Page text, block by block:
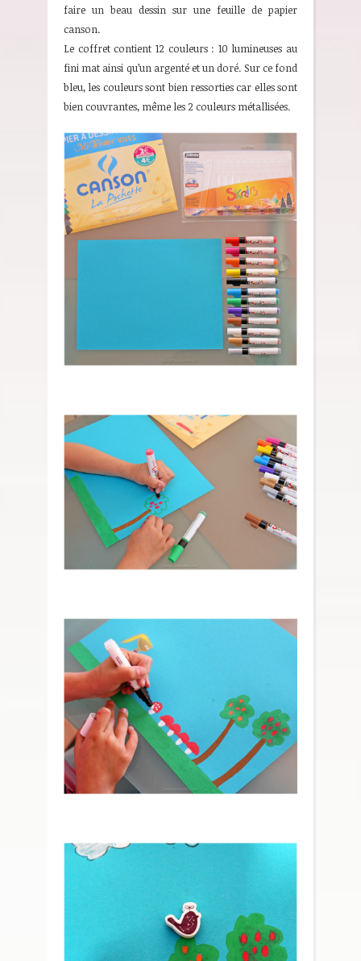
faire un beau dessin sur une feuille de papier
canson.
Le coffret contient 12 couleurs : 10 lumineuses au
fini mat ainsi qu’un argenté et un doré. Sur ce fond
bleu, les couleurs sont bien ressorties car elles sont
bien couvrantes, même les 2 couleurs métallisées.